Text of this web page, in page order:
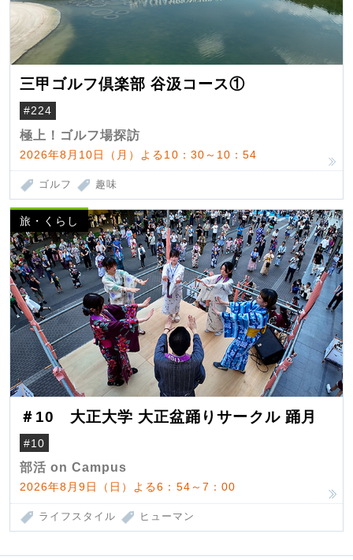
三甲ゴルフ倶楽部 谷汲コース①
#224
極上！ゴルフ場探訪
2026年8月10日（月）よる10：30～10：54
ゴルフ 趣味
旅・くらし
＃10 大正大学 大正盆踊りサークル 踊月
#10
部活 on Campus
2026年8月9日（日）よる6：54～7：00
ライフスタイル ヒューマン